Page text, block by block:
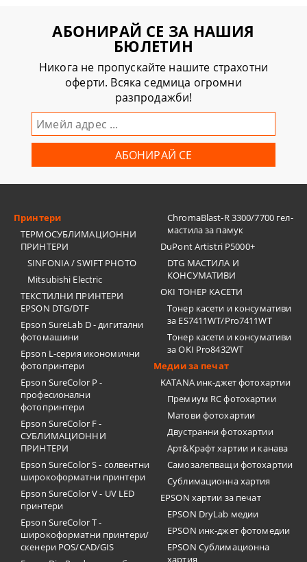
АБОНИРАЙ СЕ ЗА НАШИЯ
БЮЛЕТИН
Никога не пропускайте нашите страхотни
оферти. Всяка седмица огромни
разпродажби!
Принтери
ТЕРМОСУБЛИМАЦИОННИ
ПРИНТЕРИ
SINFONIA / SWIFT PHOTO
Mitsubishi Electric
ТЕКСТИЛНИ ПРИНТЕРИ
EPSON DTG/DTF
Epson SureLab D - дигитални
фотомашини
Epson L-серия икономични
фотопринтери
Epson SureColor P -
професионални
фотопринтери
Epson SureColor F -
СУБЛИМАЦИОННИ
ПРИНТЕРИ
Epson SureColor S - солвентни
широкоформатни принтери
Epson SureColor V - UV LED
принтери
Epson SureColor T -
широкоформатни принтери/
скенери POS/CAD/GIS
ChromaBlast-R 3300/7700 гел-
мастила за памук
DuPont Artistri P5000+
DTG МАСТИЛА И
КОНСУМАТИВИ
OKI ТОНЕР КАСЕТИ
Тонер касети и консумативи
за ES7411WT/Pro7411WT
Тонер касети и консумативи
за OKI Pro8432WT
Медии за печат
KATANA инк-джет фотохартии
Премиум RC фотохартии
Матови фотохартии
Двустранни фотохартии
Арт&Крафт хартии и канава
Самозалепващи фотохартии
Сублимационна хартия
EPSON хартии за печат
EPSON DryLab медии
EPSON инк-джет фотомедии
EPSON Сублимационна
хартия